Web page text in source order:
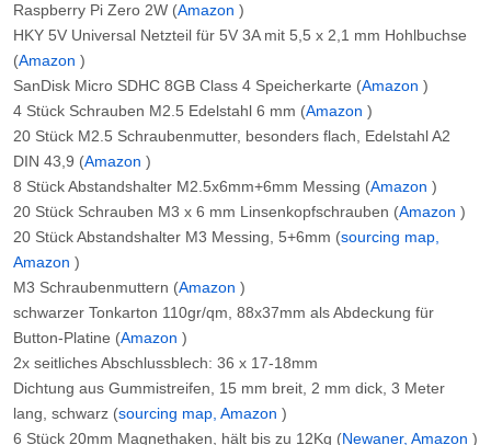
Raspberry Pi Zero 2W (Amazon )
HKY 5V Universal Netzteil für 5V 3A mit 5,5 x 2,1 mm Hohlbuchse
(Amazon )
SanDisk Micro SDHC 8GB Class 4 Speicherkarte (Amazon )
4 Stück Schrauben M2.5 Edelstahl 6 mm (Amazon )
20 Stück M2.5 Schraubenmutter, besonders flach, Edelstahl A2
DIN 43,9 (Amazon )
8 Stück Abstandshalter M2.5x6mm+6mm Messing (Amazon )
20 Stück Schrauben M3 x 6 mm Linsenkopfschrauben (Amazon )
20 Stück Abstandshalter M3 Messing, 5+6mm (sourcing map,
Amazon )
M3 Schraubenmuttern (Amazon )
schwarzer Tonkarton 110gr/qm, 88x37mm als Abdeckung für
Button-Platine (Amazon )
2x seitliches Abschlussblech: 36 x 17-18mm
Dichtung aus Gummistreifen, 15 mm breit, 2 mm dick, 3 Meter
lang, schwarz (sourcing map, Amazon )
6 Stück 20mm Magnethaken, hält bis zu 12Kg (Newaner, Amazon )